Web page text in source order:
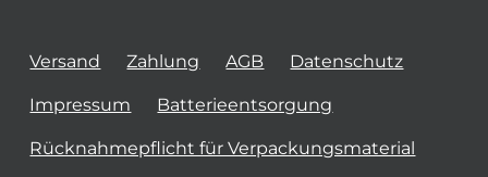
Versand Zahlung AGB Datenschutz
Impressum Batterieentsorgung
Rücknahmepflicht für Verpackungsmaterial